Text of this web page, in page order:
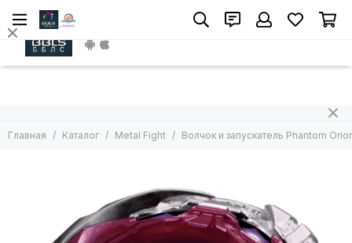
Metal Fight
Все товары
Главная Каталог Metal Fight Волчок и запускатель Phantom